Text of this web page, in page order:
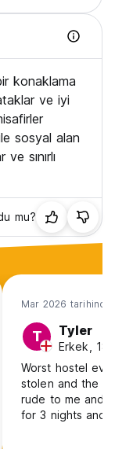
konaklama
ve iyi
sosyal alan
sınırlı
mu?
Mar 2026 tarihinde
T Tyler
Erkek,
Worst hostel
stolen and the
rude to me and
for 3 nights and